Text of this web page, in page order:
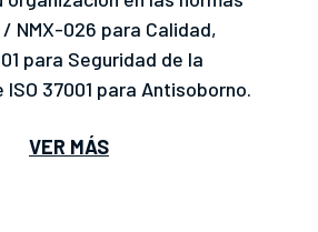
/ NMX-026 para Calidad,
para Seguridad de la
ISO 37001 para Antisoborno.
VER MÁS